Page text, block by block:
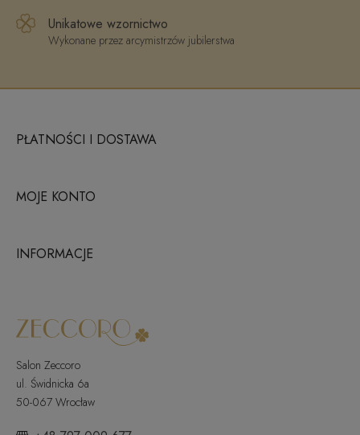
Unikatowe wzornictwo
Wykonane przez arcymistrzów jubilerstwa
PŁATNOŚCI I DOSTAWA
MOJE KONTO
INFORMACJE
Salon Zeccoro
ul. Świdnicka 6a
50-067 Wrocław